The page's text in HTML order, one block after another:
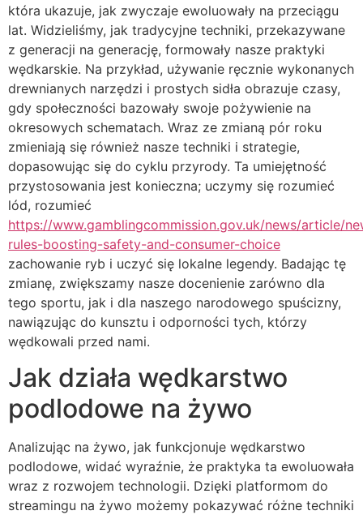
która ukazuje, jak zwyczaje ewoluowały na przeciągu
lat. Widzieliśmy, jak tradycyjne techniki, przekazywane
z generacji na generację, formowały nasze praktyki
wędkarskie. Na przykład, używanie ręcznie wykonanych
drewnianych narzędzi i prostych sidła obrazuje czasy,
gdy społeczności bazowały swoje pożywienie na
okresowych schematach. Wraz ze zmianą pór roku
zmieniają się również nasze techniki i strategie,
dopasowując się do cyklu przyrody. Ta umiejętność
przystosowania jest konieczna; uczymy się rozumieć
lód, rozumieć
https://www.gamblingcommission.gov.uk/news/article/
rules-boosting-safety-and-consumer-choice
zachowanie ryb i uczyć się lokalne legendy. Badając tę
zmianę, zwiększamy nasze docenienie zarówno dla
tego sportu, jak i dla naszego narodowego spuścizny,
nawiązując do kunsztu i odporności tych, którzy
wędkowali przed nami.
Jak działa wędkarstwo
podlodowe na żywo
Analizując na żywo, jak funkcjonuje wędkarstwo
podlodowe, widać wyraźnie, że praktyka ta ewoluowała
wraz z rozwojem technologii. Dzięki platformom do
streamingu na żywo możemy pokazywać różne techniki